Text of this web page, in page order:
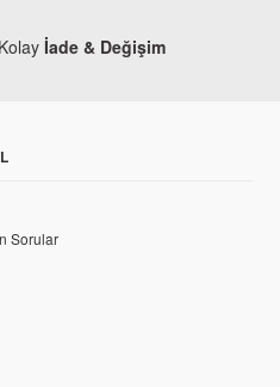
Kolay İade & Değişim
Sorular